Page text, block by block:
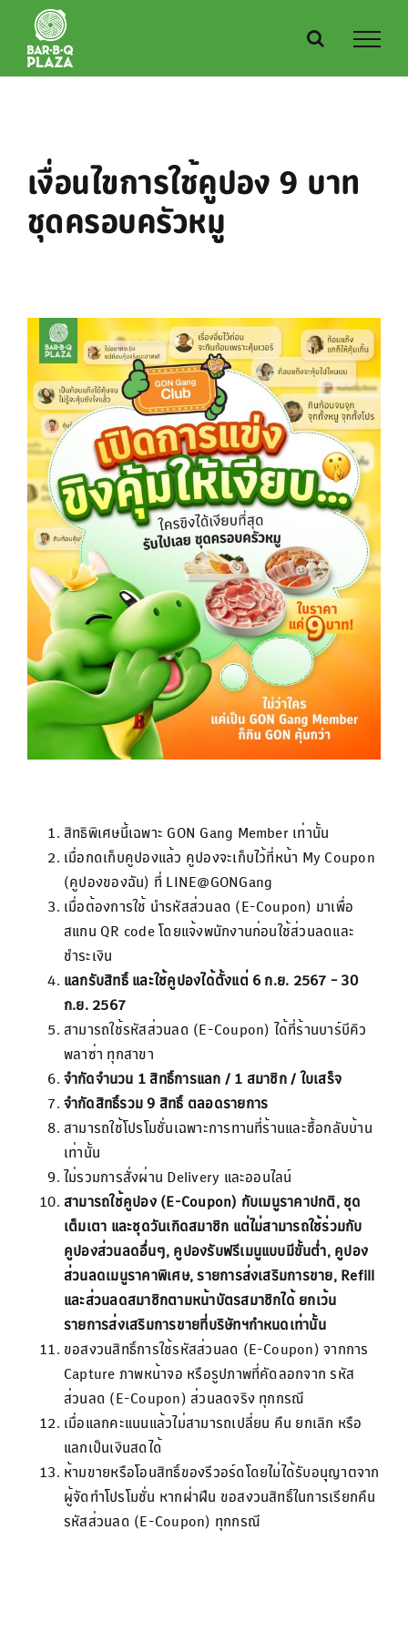
content
เงื่อนไขการใช้คูปอง 9 บาท
ชุดครอบครัวหมู
สิทธิพิเศษนี้เฉพาะ GON Gang Member เท่านั้น
เมื่อกดเก็บคูปองแล้ว คูปองจะเก็บไว้ที่หน้า My Coupon
(คูปองของฉัน) ที่ LINE@GONGang
เมื่อต้องการใช้ นำรหัสส่วนลด (E-Coupon) มาเพื่อ
สแกน QR code โดยแจ้งพนักงานก่อนใช้ส่วนลดและ
ชำระเงิน
แลกรับสิทธิ์ และใช้คูปองได้ตั้งแต่ 6 ก.ย. 2567 – 30
ก.ย. 2567
สามารถใช้รหัสส่วนลด (E-Coupon) ได้ที่ร้านบาร์บีคิว
พลาซ่า ทุกสาขา
จำกัดจำนวน 1 สิทธิ์การแลก / 1 สมาชิก / ใบเสร็จ
จำกัดสิทธิ์รวม9 สิทธิ์ ตลอดรายการ
สามารถใช้โปรโมชั่นเฉพาะการทานที่ร้านและซื้อกลับบ้าน
เท่านั้น
ไม่รวมการสั่งผ่าน Delivery และออนไลน์
สามารถใช้คูปอง (E-Coupon) กับเมนูราคาปกติ, ชุด
เต็มเตา และชุดวันเกิดสมาชิก แต่ไม่สามารถใช้ร่วมกับ
คูปองส่วนลดอื่นๆ, คูปองรับฟรีเมนูแบบมีขั้นต่ำ, คูปอง
ส่วนลดเมนูราคาพิเศษ, รายการส่งเสริมการขาย, Refill
และส่วนลดสมาชิกตามหน้าบัตรสมาชิกได้ ยกเว้น
รายการส่งเสริมการขายที่บริษัทฯกำหนดเท่านั้น
ขอสงวนสิทธิ์การใช้รหัสส่วนลด (E-Coupon) จากการ
Capture ภาพหน้าจอ หรือรูปภาพที่คัดลอกจาก รหัส
ส่วนลด (E-Coupon) ส่วนลดจริง ทุกกรณี
เมื่อแลกคะแนนแล้วไม่สามารถเปลี่ยน คืน ยกเลิก หรือ
แลกเป็นเงินสดได้
ห้ามขายหรือโอนสิทธิ์ของรีวอร์ดโดยไม่ได้รับอนุุญาตจาก
ผู้จัดทำโปรโมชั่น หากฝ่าฝืน ขอสงวนสิทธิ์ในการเรียกคืน
รหัสส่วนลด (E-Coupon) ทุกกรณี